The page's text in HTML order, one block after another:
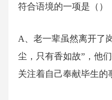
符合语境的一项是（）
A、老一辈虽然离开了
尘，只有香如故”，他
关注着自己奉献毕生的